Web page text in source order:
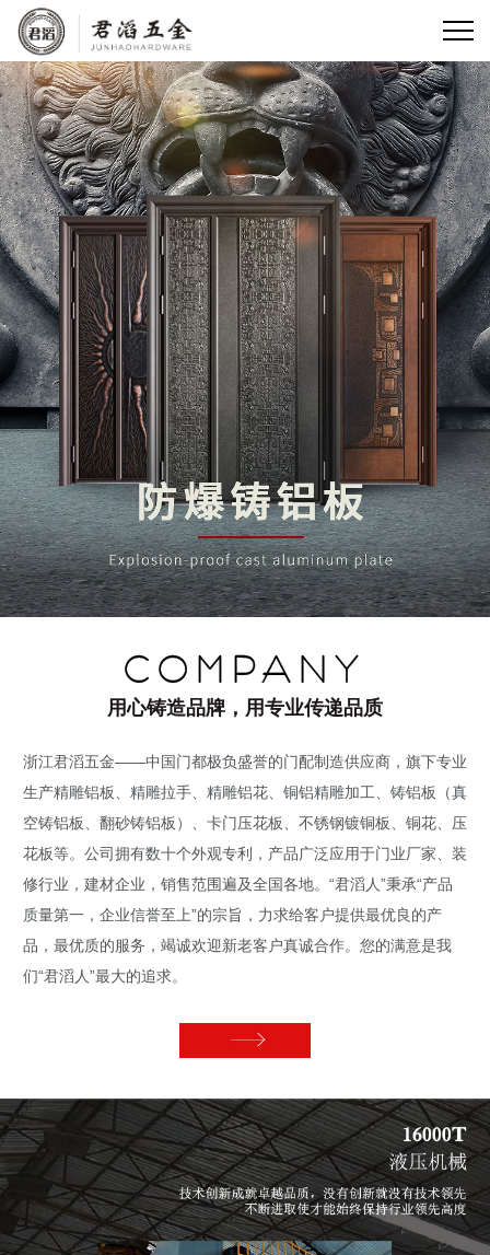
COMPANY
用心铸造品牌，用专业传递品质
浙江君滔五金——中国门都极负盛誉的门配制造供应商，旗下专业
生产精雕铝板、精雕拉手、精雕铝花、铜铝精雕加工、铸铝板（真
空铸铝板、翻砂铸铝板）、卡门压花板、不锈钢镀铜板、铜花、压
花板等。公司拥有数十个外观专利，产品广泛应用于门业厂家、装
修行业，建材企业，销售范围遍及全国各地。“君滔人”秉承“产品
质量第一，企业信誉至上”的宗旨，力求给客户提供最优良的产
品，最优质的服务，竭诚欢迎新老客户真诚合作。您的满意是我
们“君滔人”最大的追求。